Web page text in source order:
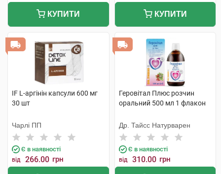
КУПИТИ КУПИТИ
IF L-аргінін капсули 600 мг
30 шт
Чарлі ПП
Є в наявності
від 266.00 грн
Геровітал Плюс розчин
оральний 500 мл 1 флакон
Др. Тайсс Натурварен
Є в наявності
від 310.00 грн